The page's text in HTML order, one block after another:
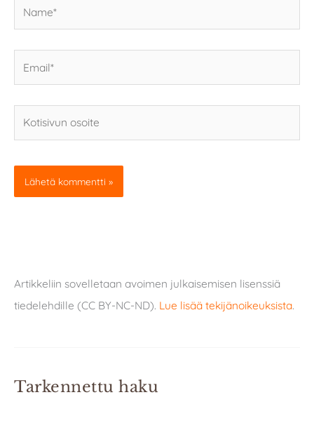
osoite
Artikkeliin sovelletaan avoimen julkaisemisen lisenssiä
tiedelehdille (CC BY-NC-ND). Lue lisää tekijänoikeuksista.
Tarkennettu haku